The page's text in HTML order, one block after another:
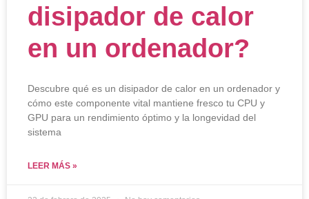
disipador de calor
en un ordenador?
Descubre qué es un disipador de calor en un ordenador y
cómo este componente vital mantiene fresco tu CPU y
GPU para un rendimiento óptimo y la longevidad del
sistema
LEER MÁS »